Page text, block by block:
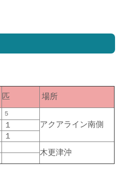
匹
場所
５
アクアライン南側
１
１
木更津沖